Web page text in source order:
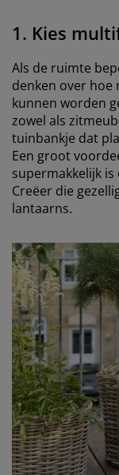
1. Kies
Als de ruimte
denken over hoe
kunnen worden
zowel als
tuinbankje dat
Een groot
supermakkelijk is
Creëer die
lantaarns.